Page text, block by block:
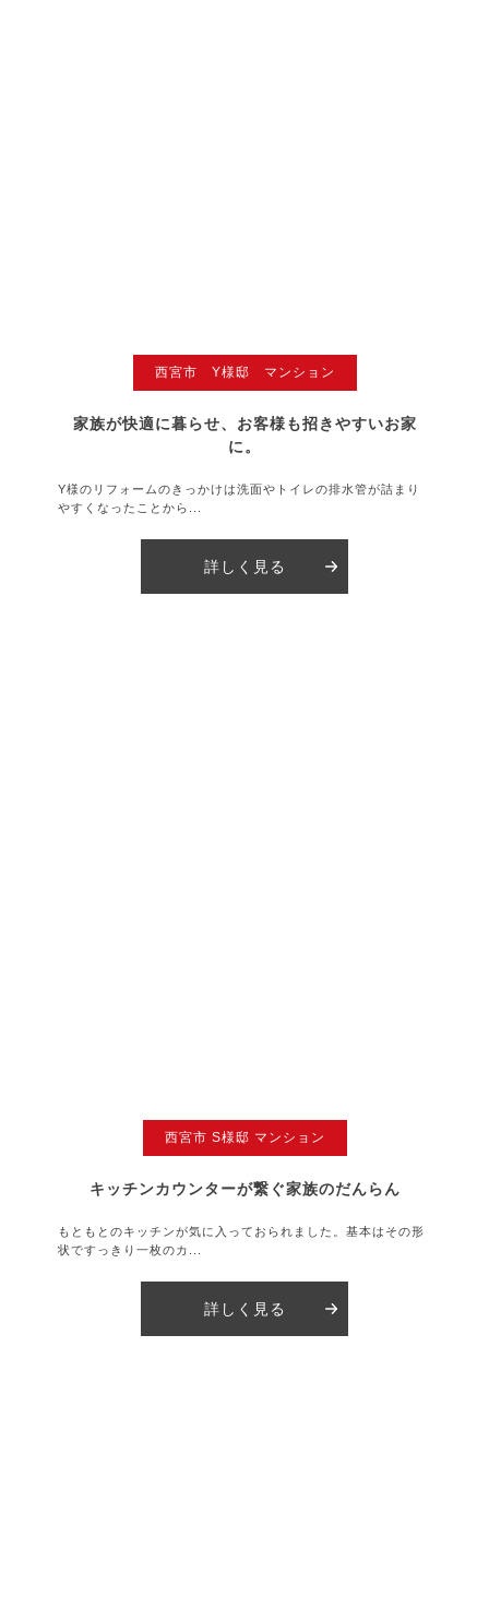
西宮市 Y様邸 マンション
家族が快適に暮らせ、お客様も招きやすいお家
に。
Y様のリフォームのきっかけは洗面やトイレの排水管が詰まり
やすくなったことから...
詳しく見る
西宮市 S様邸 マンション
キッチンカウンターが繋ぐ家族のだんらん
もともとのキッチンが気に入っておられました。基本はその形
状ですっきり一枚のカ...
詳しく見る